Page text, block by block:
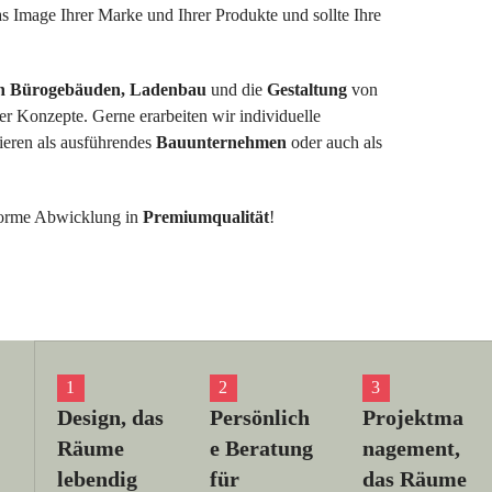
Image Ihrer Marke und Ihrer Produkte und sollte Ihre
Bürogebäuden, Ladenbau und die Gestaltung von
Konzepte. Gerne erarbeiten wir individuelle
als ausführendes Bauunternehmen oder auch als
Abwicklung in Premiumqualität!
Design, das
Räume
lebendig
Persönlich
e Beratung
für
Projektma
nagement,
das Räume